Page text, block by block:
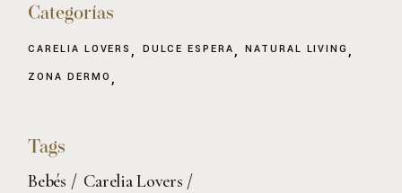
Categorías
CARELIA LOVERS DULCE ESPERA NATURAL LIVING
ZONA DERMO
Tags
Bebés
Carelia Lovers